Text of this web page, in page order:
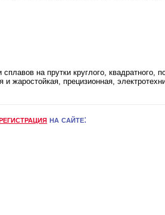
на прутки круглого, квадратного,
и жаростойкая, прецизионная,
на сайте: